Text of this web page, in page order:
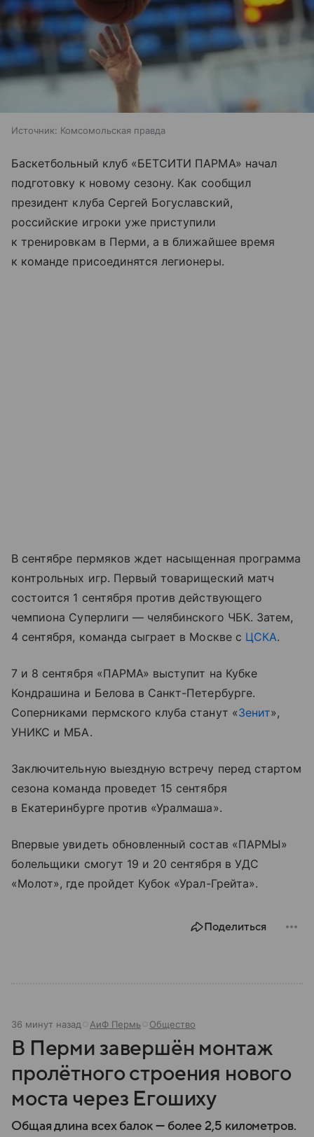
Источник: Комсомольская правда
Баскетбольный клуб «БЕТСИТИ ПАРМА» начал
подготовку к новому сезону. Как сообщил
президент клуба Сергей Богуславский,
российские игроки уже приступили
к тренировкам в Перми, а в ближайшее время
к команде присоединятся легионеры.
В сентябре пермяков ждет насыщенная программа
контрольных игр. Первый товарищеский матч
состоится 1 сентября против действующего
чемпиона Суперлиги — челябинского ЧБК. Затем,
4 сентября, команда сыграет в Москве с ЦСКА.
7 и 8 сентября «ПАРМА» выступит на Кубке
Кондрашина и Белова в Санкт-Петербурге.
Соперниками пермского клуба станут «Зенит»,
УНИКС и МБА.
Заключительную выездную встречу перед стартом
сезона команда проведет 15 сентября
в Екатеринбурге против «Уралмаша».
Впервые увидеть обновленный состав «ПАРМЫ»
болельщики смогут 19 и 20 сентября в УДС
«Молот», где пройдет Кубок «Урал-Грейта».
Поделиться
36 минут назад АиФ Пермь Общество
В Перми завершён монтаж
пролётного строения нового
моста через Егошиху
Общая длина всех балок — более 2,5 километров.